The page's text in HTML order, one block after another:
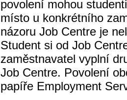
povolení mohou
místo u konkrétního
názoru Job Centre je
Student si od Job
zaměstnavatel vyplní
Job Centre. Povolení
papíře Employment